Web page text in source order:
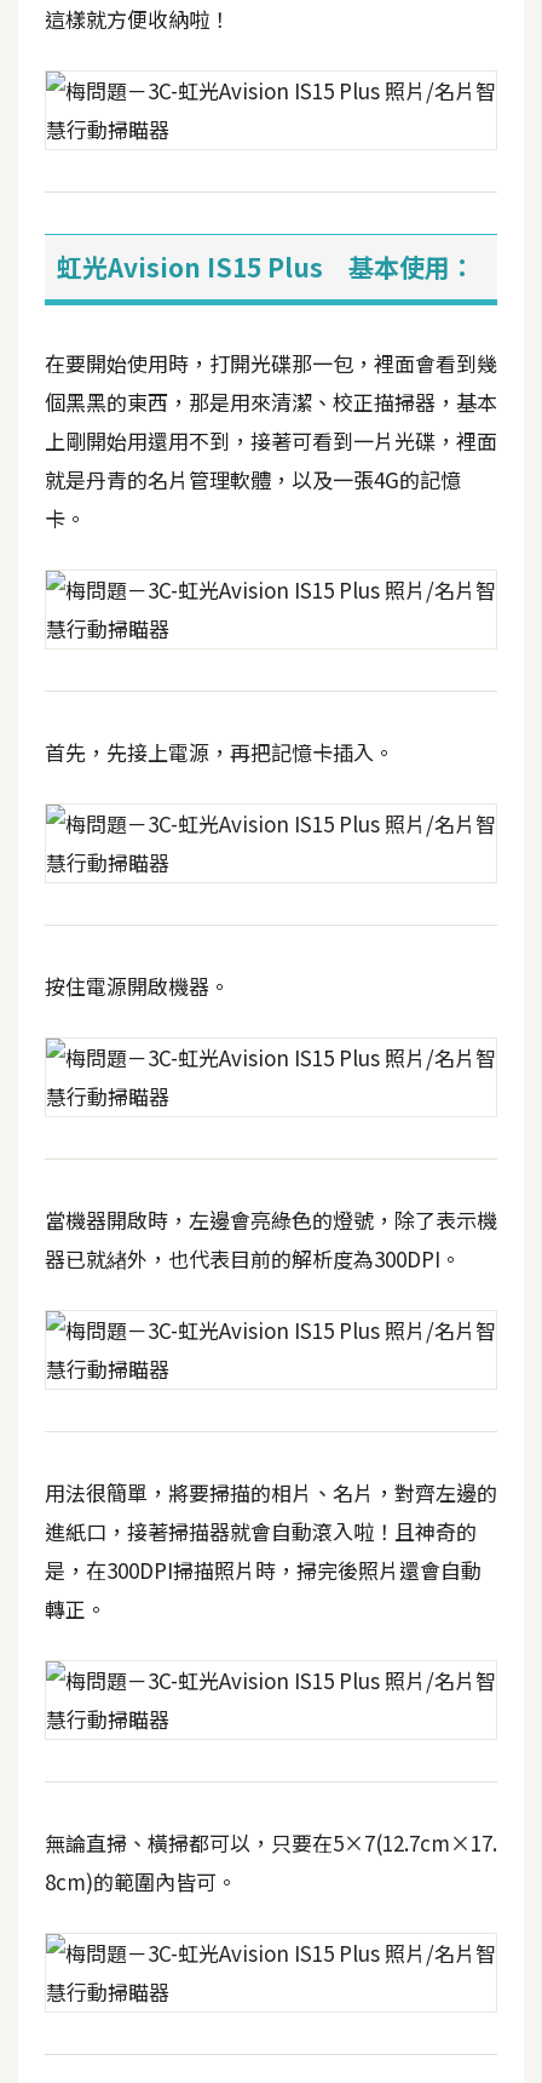
主
與
網
域
E
O
工
免
費
空
網
頁
計
前
T
L
C
S
a
a
S
r
i
p
t
I
/
U
R
W
D
後
端
P
H
P
這樣就方便收納啦！
虹光Avision IS15 Plus 基本使用：
在要開始使用時，打開光碟那一包，裡面會看到幾
個黑黑的東西，那是用來清潔、校正描掃器，基本
上剛開始用還用不到，接著可看到一片光碟，裡面
就是丹青的名片管理軟體，以及一張4G的記憶
卡。
首先，先接上電源，再把記憶卡插入。
按住電源開啟機器。
當機器開啟時，左邊會亮綠色的燈號，除了表示機
器已就緖外，也代表目前的解析度為300DPI。
用法很簡單，將要掃描的相片、名片，對齊左邊的
進紙口，接著掃描器就會自動滾入啦！且神奇的
是，在300DPI掃描照片時，掃完後照片還會自動
轉正。
無論直掃、橫掃都可以，只要在5×7(12.7cm×17.
8cm)的範圍內皆可。